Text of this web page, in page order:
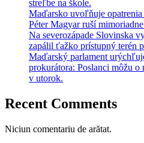
streľbe na škole.
Maďarsko uvoľňuje
Péter Magyar ruší
Na severozápade Slovinska
zapálil ťažko prístupný terén
Maďarský parlament
prokurátora: Poslanci môžu
v utorok.
Recent Comments
Niciun comentariu de arătat.